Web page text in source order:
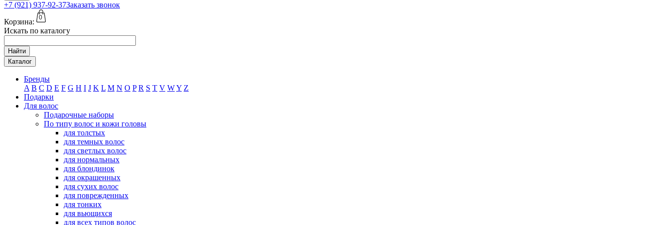
+7 (921) 937-92-37Заказать звонок
Корзина:
0
Искать по каталогу
Найти
Каталог
Бренды
A B C D E F G H I J K L M N O P R S T V WY Z
Подарки
Для волос
Подарочные наборы
По типу волос и кожи головы
для толстых
для темных волос
для светлых волос
для нормальных
для блондинок
для окрашенных
для сухих волос
для поврежденных
для тонких
для вьющихся
для всех типов волос